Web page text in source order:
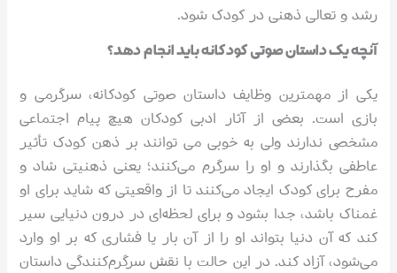
رشد و تعالی ذهنی در کودک شود.
آنچه یک داستان صوتی کودکانه باید انجام دهد؟
یکی از مهمترین وظایف داستان صوتی کودکانه، سرگرمی و
بازی است. بعضی از آثار ادبی کودکان هیچ پیام اجتماعی
مشخصی ندارند ولی به خوبی می توانند بر ذهن کودک تأثیر
عاطفی بگذارند و او را سرگرم می‌کنند؛ یعنی ذهنیتی شاد و
مفرح برای کودک ایجاد می‌کنند تا از واقعیتی که شاید برای او
غمناک باشد، جدا بشود و برای لحظه‌ای در درون دنیایی سیر
کند که آن دنیا بتواند او را از آن بار یا فشاری که بر او وارد
می‌شود، آزاد کند. در این حالت با نقش سرگرم‌کنندگی داستان